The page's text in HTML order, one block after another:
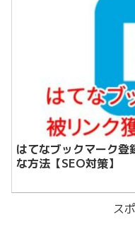
はてなブックマーク
な方法【SEO対策】
ス